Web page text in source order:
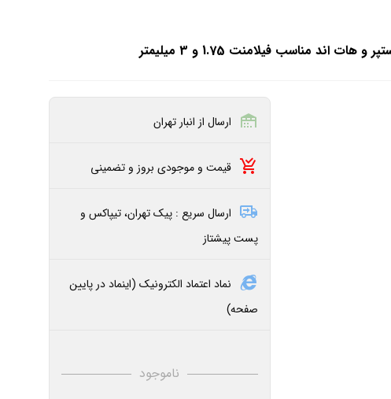
ارسال از انبار تهران
قیمت و موجودی بروز و تضمینی
ارسال سریع : پیک تهران، تیپاکس و
پست پیشتاز
نماد اعتماد الکترونیک (اینماد در پایین
صفحه)
ناموجود